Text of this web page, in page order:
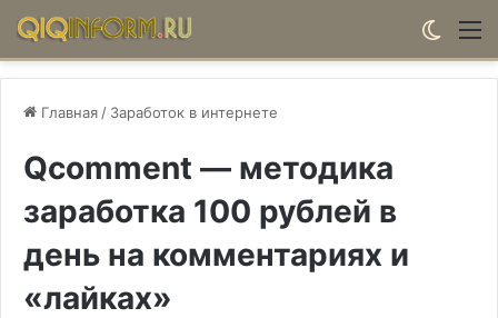
Главная / Заработок в интернете
Qcomment — методика
заработка 100 рублей в
день на комментариях и
«лайках»